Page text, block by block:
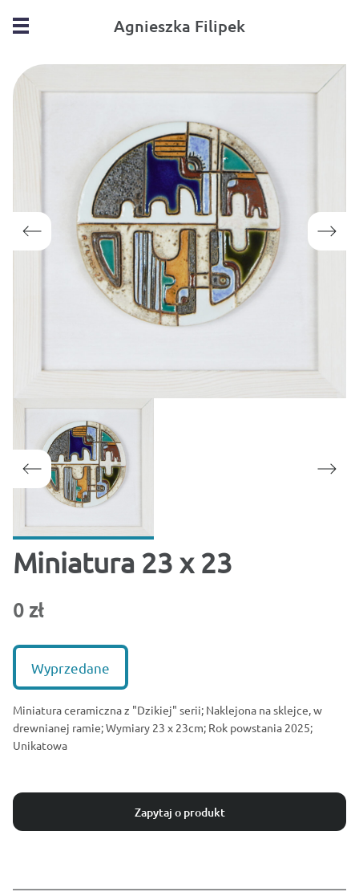
Agnieszka Filipek
Miniatura 23 x 23
0 zł
Wyprzedane
Miniatura ceramiczna z "Dzikiej" serii; Naklejona na sklejce, w
drewnianej ramie; Wymiary 23 x 23cm; Rok powstania 2025;
Unikatowa
Zapytaj o produkt